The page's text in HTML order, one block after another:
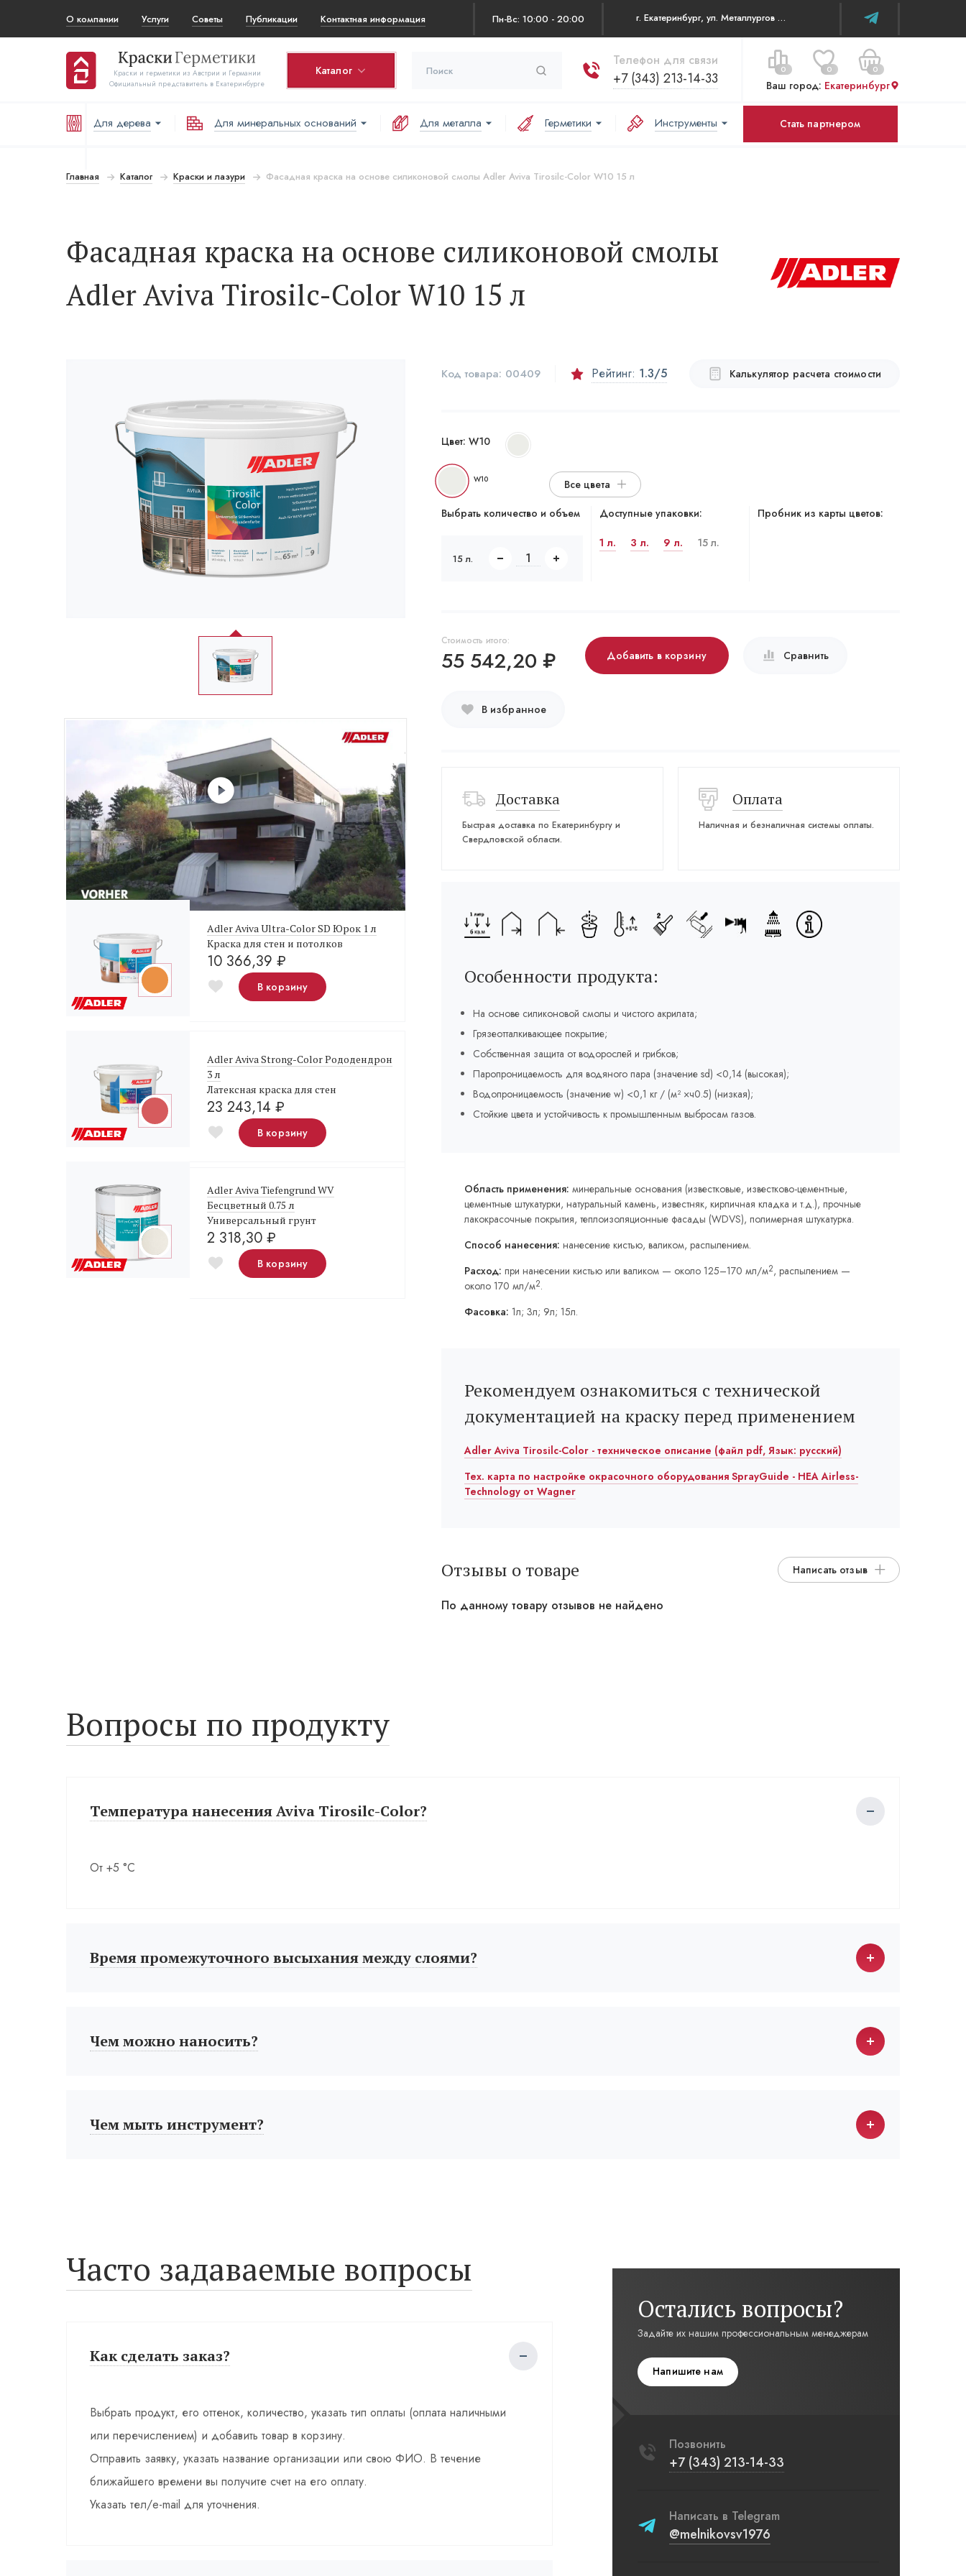
О компании Услуги Советы Публикации Контактная информация Пн-Вс: 10:00 - 20:00 г. Екатеринбург, ул. Металлургов д 84 ТЦ WOW House
Краски и герметики из Австрии и Германии
Официальный представитель в Екатеринбурге
Каталог
Телефон для связи
+7 (343) 213-14-33
0 0 0
Корзина Цена за все:
Перейти в корзину
Ваш город: Екатеринбург
Для дерева Для минеральных оснований Для металла Герметики Инструменты Стать партнером
Главная Каталог Краски и лазури Фасадная краска на основе силиконовой смолы Adler Aviva Tirosilc-Color W10 15 л
Фасадная краска на основе силиконовой смолы
Adler Aviva Tirosilc-Color W10 15 л
Не забудьте купить
Adler Aviva Ultra-Color SD Юрок 1 л
Краска для стен и потолков
10 366,39 ₽
В корзину
Adler Aviva Strong-Color Рододендрон
3 л
Латексная краска для стен
23 243,14 ₽
В корзину
Adler Aviva Tiefengrund WV
Бесцветный 0.75 л
Универсальный грунт
2 318,30 ₽
В корзину
Код товара: 00409 Рейтинг: 1.3/5 Калькулятор расчета стоимости
Цвет: W10
W10
Все цвета
Выбрать количество и объем
15 л.
Доступные упаковки:
1 л. 3 л. 9 л. 15 л.
Пробник из карты цветов:
Стоимость итого:
55 542,20 ₽ Добавить в корзину Сравнить
В избранное
Доставка
Быстрая доставка по Екатеринбургу и
Свердловской области.
Оплата
Наличная и безналичная системы оплаты.
Особенности продукта:
На основе силиконовой смолы и чистого акрилата;
Грязеотталкивающее покрытие;
Собственная защита от водорослей и грибков;
Паропроницаемость для водяного пара (значение sd) <0,14 (высокая);
Водопроницаемость (значение w) <0,1 кг / (м² ×ч0.5) (низкая);
Стойкие цвета и устойчивость к промышленным выбросам газов.
Область применения: минеральные основания (известковые, известково-цементные,
цементные штукатурки, натуральный камень, известняк, кирпичная кладка и т.д.), прочные
лакокрасочные покрытия, теплоизоляционные фасады (WDVS), полимерная штукатурка.
Способ нанесения: нанесение кистью, валиком, распылением.
Расход: при нанесении кистью или валиком — около 125–170 мл/м2, распылением —
около 170 мл/м2.
Фасовка: 1л; 3л; 9л; 15л.
Рекомендуем ознакомиться с технической
документацией на краску перед применением
Adler Aviva Tirosilc-Color - техническое описание (файл pdf, Язык: русский)
Тех. карта по настройке окрасочного оборудования SprayGuide - HEA Airless-
Technology от Wagner
Отзывы о товаре Написать отзыв
По данному товару отзывов не найдено
Вопросы по продукту
Температура нанесения Aviva Tirosilc-Color?
От +5 °С
Время промежуточного высыхания между слоями?
Чем можно наносить?
Чем мыть инструмент?
Часто задаваемые вопросы
Как сделать заказ?
Выбрать продукт, его оттенок, количество, указать тип оплаты (оплата наличными
или перечислением) и добавить товар в корзину.
Отправить заявку, указать название организации или свою ФИО. В течение
ближайшего времени вы получите счет на его оплату.
Указать тел/e-mail для уточнения.
Остались вопросы?
Задайте их нашим профессиональным менеджерам
Напишите нам
Позвонить
+7 (343) 213-14-33
Написать в Telegram
@melnikovsv1976